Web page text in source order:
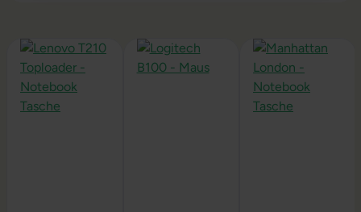
Produktgalerie überspringen